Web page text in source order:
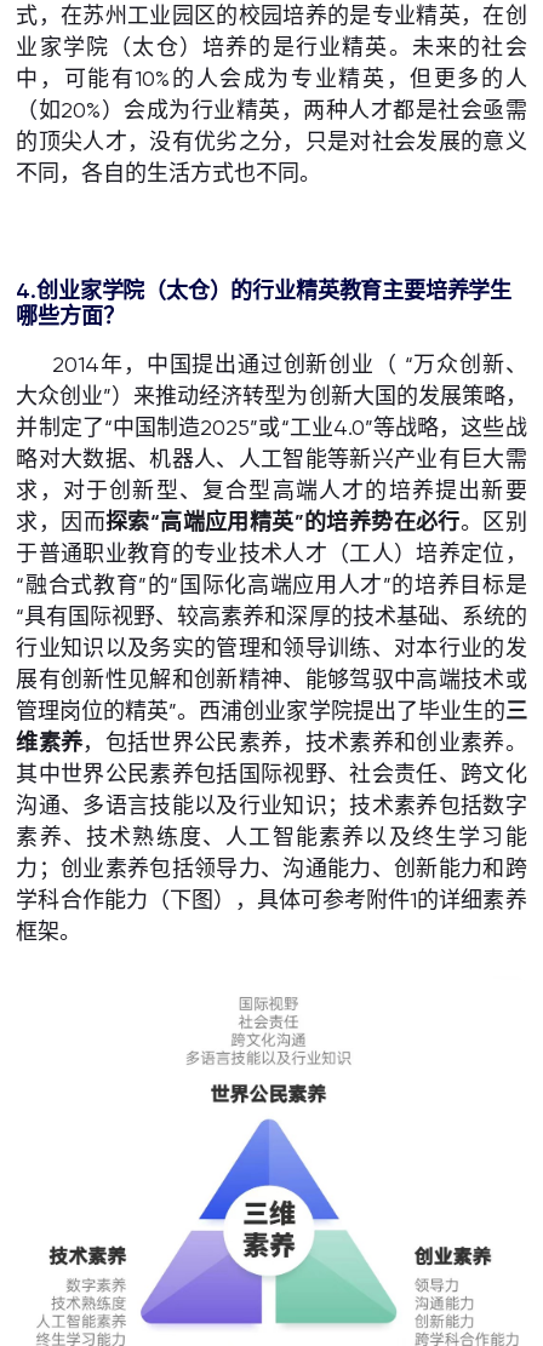
式，在苏州工业园区的校园培养的是专业精英，在创
业家学院（太仓）培养的是行业精英。未来的社会
中，可能有10%的人会成为专业精英，但更多的人
（如20%）会成为行业精英，两种人才都是社会亟需
的顶尖人才，没有优劣之分，只是对社会发展的意义
不同，各自的生活方式也不同。
4.创业家学院（太仓）的行业精英教育主要培养学生
哪些方面？
2014年，中国提出通过创新创业（ “万众创新、
大众创业”）来推动经济转型为创新大国的发展策略，
并制定了“中国制造2025”或“工业4.0”等战略，这些战
略对大数据、机器人、人工智能等新兴产业有巨大需
求，对于创新型、复合型高端人才的培养提出新要
求，因而探索“高端应用精英”的培养势在必行。区别
于普通职业教育的专业技术人才（工人）培养定位，
“融合式教育”的“国际化高端应用人才”的培养目标是
“具有国际视野、较高素养和深厚的技术基础、系统的
行业知识以及务实的管理和领导训练、对本行业的发
展有创新性见解和创新精神、能够驾驭中高端技术或
管理岗位的精英”。西浦创业家学院提出了毕业生的三
维素养，包括世界公民素养，技术素养和创业素养。
其中世界公民素养包括国际视野、社会责任、跨文化
沟通、多语言技能以及行业知识；技术素养包括数字
素养、技术熟练度、人工智能素养以及终生学习能
力；创业素养包括领导力、沟通能力、创新能力和跨
学科合作能力（下图），具体可参考附件1的详细素养
框架。